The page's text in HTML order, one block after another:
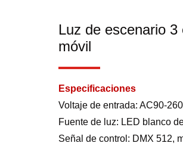
Luz de escenario
móvil
Especificaciones
Voltaje de entrada: AC90-
Fuente de luz: LED blanco
Señal de control: DMX 512,